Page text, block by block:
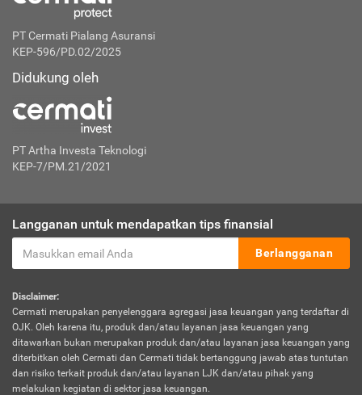
PT Cermati Pialang Asuransi
KEP-596/PD.02/2025
Didukung oleh
PT Artha Investa Teknologi
KEP-7/PM.21/2021
Langganan untuk mendapatkan tips finansial
Berlangganan
Disclaimer:
Cermati merupakan penyelenggara agregasi jasa keuangan yang terdaftar di
OJK. Oleh karena itu, produk dan/atau layanan jasa keuangan yang
ditawarkan bukan merupakan produk dan/atau layanan jasa keuangan yang
diterbitkan oleh Cermati dan Cermati tidak bertanggung jawab atas tuntutan
dan risiko terkait produk dan/atau layanan LJK dan/atau pihak yang
melakukan kegiatan di sektor jasa keuangan.